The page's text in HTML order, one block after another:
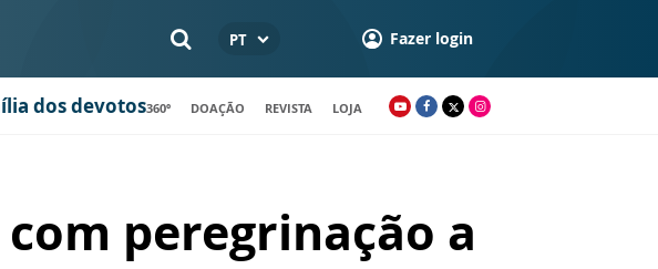
PT Fazer login
dos devotos360º DOAÇÃO REVISTA LOJA
peregrinação a